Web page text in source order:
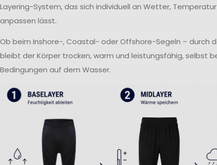
Layering-System, das sich individuell an Wetter,
anpassen lässt.
Ob beim Inshore-, Coastal- oder Offshore-Segeln – durch
bleibt der Körper trocken, warm und leistungsfähig, selbst
Bedingungen auf dem Wasser.